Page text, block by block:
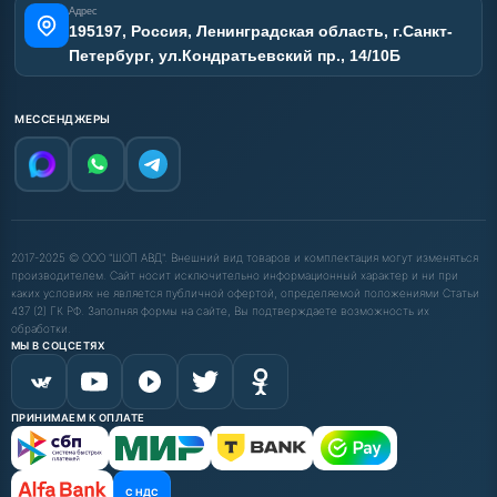
Адрес
195197, Россия, Ленинградская область, г.Санкт-
Петербург, ул.Кондратьевский пр., 14/10Б
МЕССЕНДЖЕРЫ
2017-2025 © ООО "ШОП АВД". Внешний вид товаров и комплектация могут изменяться
производителем. Сайт носит исключительно информационный характер и ни при
каких условиях не является публичной офертой, определяемой положениями Статьи
437 (2) ГК РФ. Заполняя формы на сайте, Вы подтверждаете возможность их
обработки.
МЫ В СОЦСЕТЯХ
ПРИНИМАЕМ К ОПЛАТЕ
С НДС